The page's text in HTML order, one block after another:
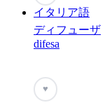
イタリア語
ディフューザ
difesa
♥